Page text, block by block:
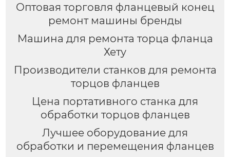
Оптовая торговля фланцевый конец
ремонт машины бренды
Машина для ремонта торца фланца
Хету
Производители станков для ремонта
торцов фланцев
Цена портативного станка для
обработки торцов фланцев
Лучшее оборудование для
обработки и перемещения фланцев